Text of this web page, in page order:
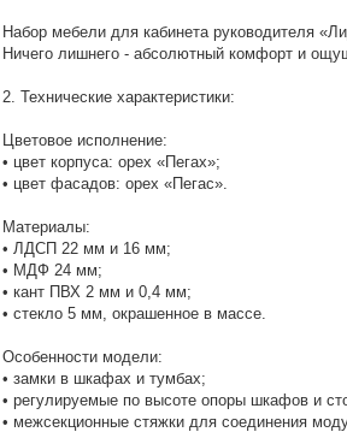
Набор мебели для кабинета руководителя
Ничего лишнего - абсолютный комфорт и
2. Технические характеристики:
Цветовое исполнение:
• цвет корпуса: орех «Пегах»;
• цвет фасадов: орех «Пегас».
Материалы:
• ЛДСП 22 мм и 16 мм;
• МДФ 24 мм;
• кант ПВХ 2 мм и 0,4 мм;
• стекло 5 мм, окрашенное в массе.
Особенности модели:
• замки в шкафах и тумбах;
• регулируемые по высоте опоры шкафов и
• межсекционные стяжки для соединения